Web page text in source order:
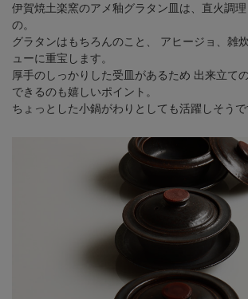
伊賀焼土楽窯のアメ釉グラタン皿は、直火調
の。
グラタンはもちろんのこと、
アヒージョ、雑
ューに重宝します。
厚手のしっかりした受皿があるため 出来立て
できるのも嬉しいポイント。
ちょっとした小鍋がわりとしても活躍しそうで